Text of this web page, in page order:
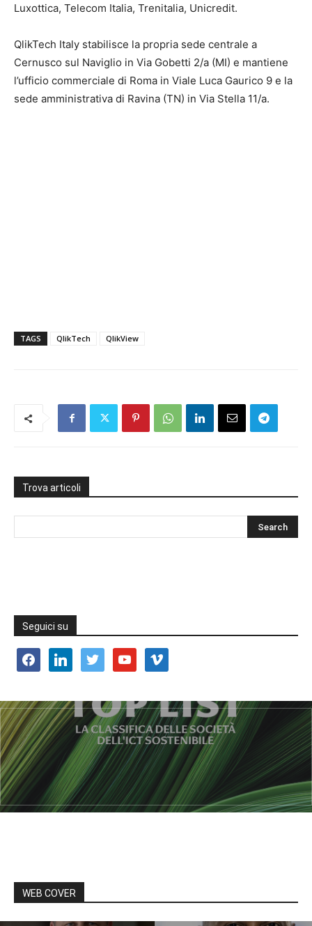
Luxottica, Telecom Italia, Trenitalia, Unicredit.
QlikTech Italy stabilisce la propria sede centrale a
Cernusco sul Naviglio in Via Gobetti 2/a (MI) e mantiene
l’ufficio commerciale di Roma in Viale Luca Gaurico 9 e la
sede amministrativa di Ravina (TN) in Via Stella 11/a.
TAGS QlikTech QlikView
Trova articoli
Seguici su
facebooklinkedin twitter youtube vimeo
WEB COVER